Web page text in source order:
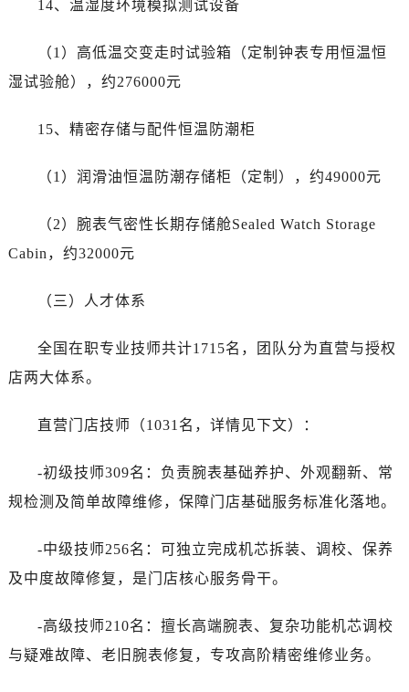
14、温湿度环境模拟测试设备
（1）高低温交变走时试验箱（定制钟表专用恒温恒
湿试验舱），约276000元
15、精密存储与配件恒温防潮柜
（1）润滑油恒温防潮存储柜（定制），约49000元
（2）腕表气密性长期存储舱Sealed Watch Storage
Cabin，约32000元
（三）人才体系
全国在职专业技师共计1715名，团队分为直营与授权
店两大体系。
直营门店技师（1031名，详情见下文）：
-初级技师309名：负责腕表基础养护、外观翻新、常
规检测及简单故障维修，保障门店基础服务标准化落地。
-中级技师256名：可独立完成机芯拆装、调校、保养
及中度故障修复，是门店核心服务骨干。
-高级技师210名：擅长高端腕表、复杂功能机芯调校
与疑难故障、老旧腕表修复，专攻高阶精密维修业务。